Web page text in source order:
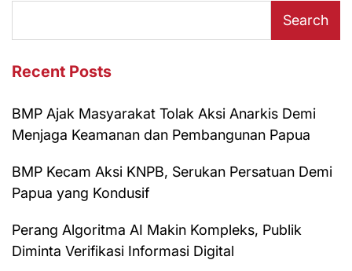
Search
Recent Posts
BMP Ajak Masyarakat Tolak Aksi Anarkis Demi
Menjaga Keamanan dan Pembangunan Papua
BMP Kecam Aksi KNPB, Serukan Persatuan Demi
Papua yang Kondusif
Perang Algoritma AI Makin Kompleks, Publik
Diminta Verifikasi Informasi Digital